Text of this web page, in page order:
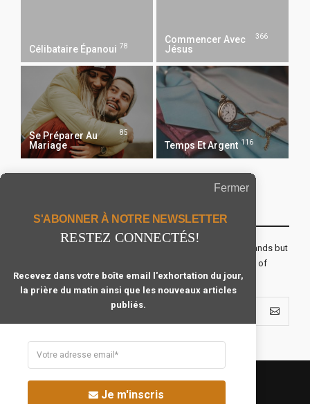
Célibataire Épanoui 78
Commencer Avec
Jésus
366
Se Préparer Au
Mariage
85
Temps Et Argent 116
The real voyage of discovery consists not in seeking new lands but
seeing with new eyes. All journeys have secret destinations of
which the traveler is unaware.
Fermer
S'ABONNER À NOTRE NEWSLETTER
RESTEZ CONNECTÉS!
Recevez dans votre boîte email l'exhortation du jour,
la prière du matin ainsi que les nouveaux articles
publiés.
Je m'inscris